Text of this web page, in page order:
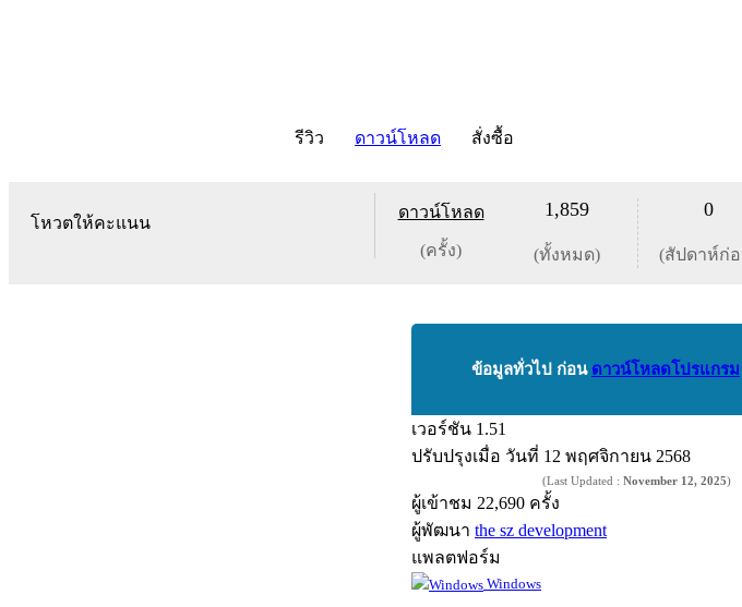
รีวิว ดาวน์โหลด สั่งซื้อ
โหวตให้คะแนน
ดาวน์โหลด
(ครั้ง)
1,859
(ทั้งหมด)
0
(สัปดาห์ก่
ข้อมูลทั่วไป ก่อน ดาวน์โหลดโปรแกรม
เวอร์ชัน 1.51
ปรับปรุงเมื่อ วันที่ 12 พฤศจิกายน 2568
(Last Updated : November 12, 2025)
ผู้เข้าชม 22,690 ครั้ง
ผู้พัฒนา the sz development
แพลตฟอร์ม
Windows